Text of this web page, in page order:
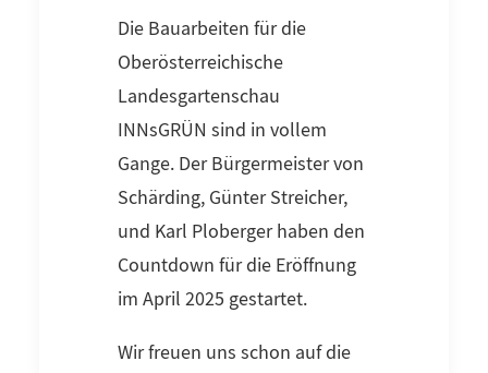
Die Bauarbeiten für die
Oberösterreichische
Landesgartenschau
INNsGRÜN sind in vollem
Gange. Der Bürgermeister von
Schärding, Günter Streicher,
und Karl Ploberger haben den
Countdown für die Eröffnung
im April 2025 gestartet.
Wir freuen uns schon auf die